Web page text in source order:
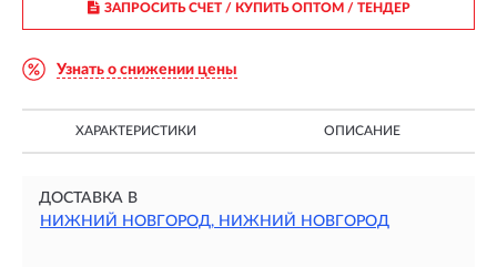
ЗАПРОСИТЬ СЧЕТ / КУПИТЬ ОПТОМ/ ТЕНДЕР
Узнать о снижении цены
ХАРАКТЕРИСТИКИ ОПИСАНИЕ
ДОСТАВКА В
НИЖНИЙ НОВГОРОД, НИЖНИЙ НОВГОРОД